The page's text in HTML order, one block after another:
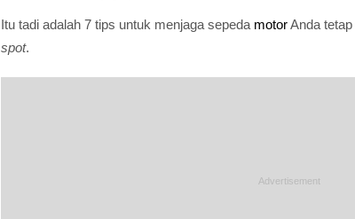
Itu tadi adalah 7 tips untuk menjaga sepeda motorAnda
spot.